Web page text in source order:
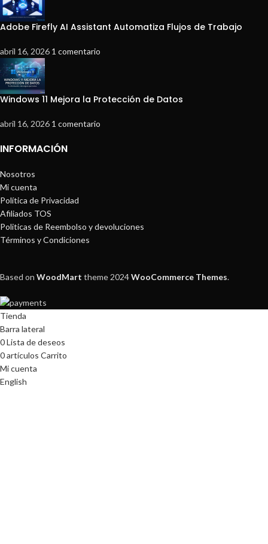
Adobe Firefly AI Assistant Automatiza Flujos de Trabajo
abril 16, 2026 1 comentario
Windows 11 Mejora la Protección de Datos
abril 16, 2026 1 comentario
INFORMACIÓN
Nosotros
Mi cuenta
Política de Privacidad
Afiliados TOS
Politicas de Reembolso y devoluciones
Términos y Condiciones
Based on WoodMart theme 2024WooCommerce Themes.
Tienda
Barra lateral
0Lista de deseos
0artículos Carrito
Mi cuenta
English